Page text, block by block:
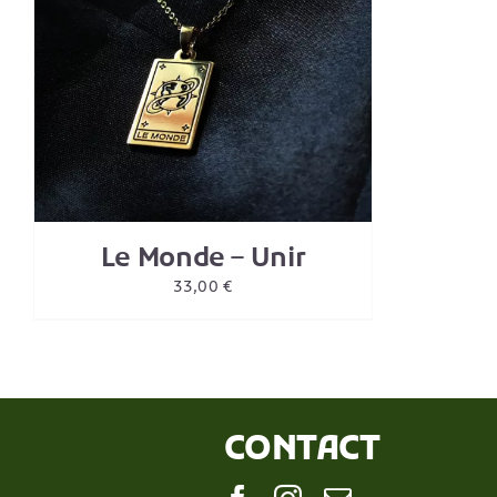
Le Monde – Unir
33,00€
CONTACT